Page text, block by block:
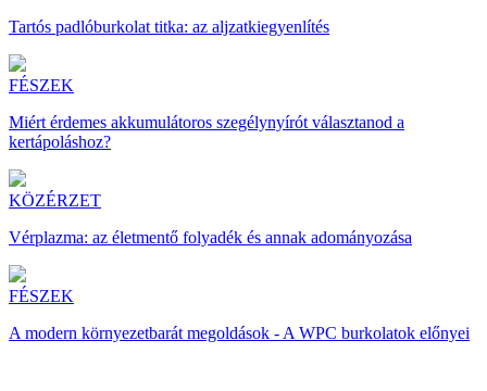
Tartós padlóburkolat titka: az aljzatkiegyenlítés
FÉSZEK
Miért érdemes akkumulátoros szegélynyírót választanod a
kertápoláshoz?
KÖZÉRZET
Vérplazma: az életmentő folyadék és annak adományozása
FÉSZEK
A modern környezetbarát megoldások - A WPC burkolatok előnyei